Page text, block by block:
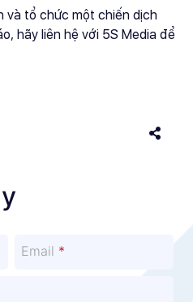
và tổ chức một chiến dịch
hãy liên hệ với 5S Media để
Email *